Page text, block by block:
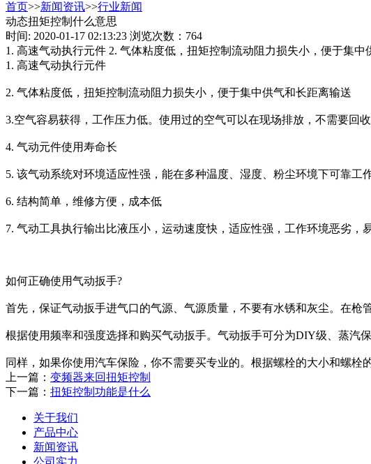
首页>>新闻资讯>>行业新闻
动态扭矩控制什么意思
时间: 2020-01-17 02:13:23 浏览次数：764
1. 高速气动执行元件 2. 气体粘度低，扭矩控制流动阻力损失小，便于集
1. 高速气动执行元件
2. 气体粘度低，扭矩控制流动阻力损失小，便于集中供气和长距离输送
3.空气容易获得，工作压力低。使用过的空气可以在现场排放，不需要回
4. 气动元件使用寿命长
5. 该气动系统对环境适应性强，能在多种温度、湿度、粉尘环境下可靠工
6. 结构简单，维修方便，成本低
7. 气动工具执行输出比液压小，运动速度快，适应性强，工作环境恶劣
如何正确使用气动扳手?
首先，保证气动扳手进气口的气源、气源质量，不要有水锈和灰尘。在枪
根据使用频率和强度选择和购买气动扳手。气动扳手可分为DIY级、蒸汽
同样，如果你使用汽车保险，你不需要买专业的。根据螺栓的大小和螺栓
上一篇： 变频器来回扭矩控制
下一篇： 扭矩控制功能是什么
关于我们
产品中心
新闻资讯
公司实力